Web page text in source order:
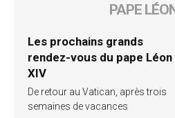
PAPE
Les prochains grands
rendez-vous du pape Léon
XIV
De retour au Vatican, après trois
semaines de vacances